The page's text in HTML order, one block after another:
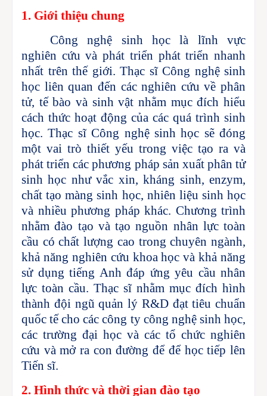
1. Giới thiệu chung
Công nghệ sinh học là lĩnh vực
nghiên cứu và phát triển phát triển nhanh
nhất trên thế giới. Thạc sĩ Công nghệ sinh
học liên quan đến các nghiên cứu về phân
tử, tế bào và sinh vật nhằm mục đích hiểu
cách thức hoạt động của các quá trình sinh
học. Thạc sĩ Công nghệ sinh học sẽ đóng
một vai trò thiết yếu trong việc tạo ra và
phát triển các phương pháp sản xuất phân tử
sinh học như vắc xin, kháng sinh, enzym,
chất tạo màng sinh học, nhiên liệu sinh học
và nhiều phương pháp khác. Chương trình
nhằm đào tạo và tạo nguồn nhân lực toàn
cầu có chất lượng cao trong chuyên ngành,
khả năng nghiên cứu khoa học và khả năng
sử dụng tiếng Anh đáp ứng yêu cầu nhân
lực toàn cầu. Thạc sĩ nhằm mục đích hình
thành đội ngũ quản lý R&D đạt tiêu chuẩn
quốc tế cho các công ty công nghệ sinh học,
các trường đại học và các tổ chức nghiên
cứu và mở ra con đường để để học tiếp lên
Tiến sĩ.
2. Hình thức và thời gian đào tạo